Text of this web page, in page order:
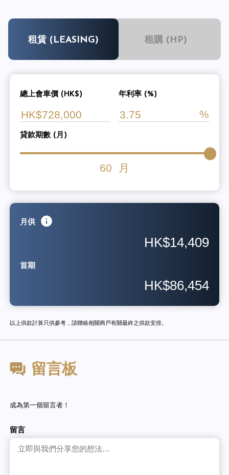
租賃 (LEASING) 租購 (HP)
總上會車價 (HK$) 年利率 (%)
貸款期數 (月)
60 月
月供
HK$14,409
首期
HK$86,454
以上供款計算只供參考，請聯絡相關商戶有關最終之供款安排。
留言板
成為第一個留言者！
留言